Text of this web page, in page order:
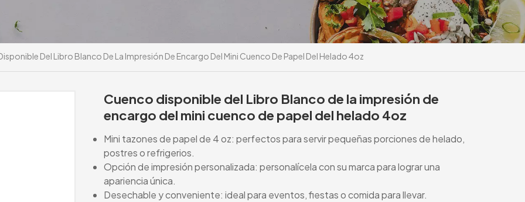
Del Libro Blanco De La Impresión De Encargo Del Mini Cuenco De Papel Del Helado 4oz
Cuenco disponible del Libro Blanco de la impresión de
encargo del mini cuenco de papel del helado 4oz
Mini tazones de papel de 4 oz: perfectos para servir pequeñas porciones de helado,
postres o refrigerios.
Opción de impresión personalizada: personalícela con su marca para lograr una
apariencia única.
Desechable y conveniente: ideal para eventos, fiestas o comida para llevar.